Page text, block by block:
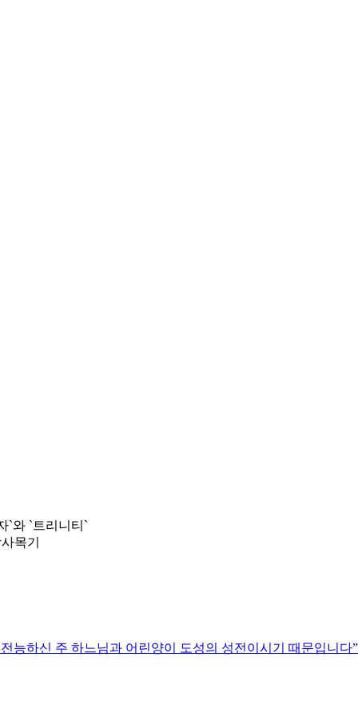
`와 `트리니티`
목기
능하신 주 하느님과 어린양이 도성의 성전이시기 때문입니다